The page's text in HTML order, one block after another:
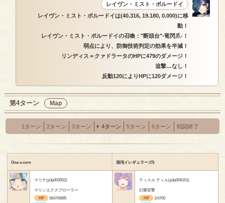
レイヴン・ミスト・ポルードイ
レイヴン・ミスト・ポルードイは(40.316, 19.180, 0.000)に移
動！
レイヴン・ミスト・ポルードイの召喚："断頭台"-竜閃爪-！
弱点により、防御技術判定の効果を半減！
リンディス＝クァドラータのHPに479のダメージ！
追撃…なし！
反動120によりHPに120ダメージ！
第4ターン Map
1ターン 2ターン 3ターン 4ターン 5ターン 6ターン 戦闘終了
One a corn 混沌イレギュラーズ5
マリナ(p3p003552)
マリンエクスプローラー
HP
5647/6995
ティスル ティル(p3p006151)
幻耀双撃
HP
1/4700